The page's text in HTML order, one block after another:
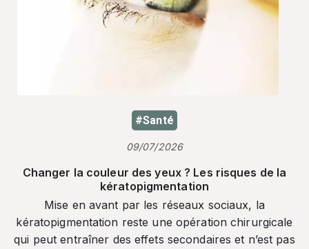
#Santé
09/07/2026
Changer la couleur des yeux ? Les risques de la
kératopigmentation
Mise en avant par les réseaux sociaux, la
kératopigmentation reste une opération chirurgicale
qui peut entraîner des effets secondaires et n’est pas